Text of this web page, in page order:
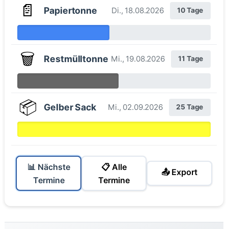
📄 Papiertonne Di., 18.08.2026 10 Tage
🗑️ Restmülltonne Mi., 19.08.2026 11 Tage
📦 Gelber Sack Mi., 02.09.2026 25 Tage
📊 Nächste
Termine
📋 Alle
Termine
📤 Export